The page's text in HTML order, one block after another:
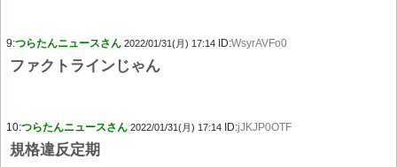
9:つらたんニュースさん 2022/01/31(月) 17:14 ID:WsyrAVFo0
ファクトラインじゃん
10:つらたんニュースさん 2022/01/31(月) 17:14 ID:jJKJP0OTF
規格違反定期